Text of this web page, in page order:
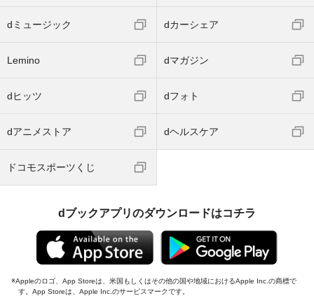
dミュージック dカーシェア
Lemino dマガジン
dヒッツ dフォト
dアニメストア dヘルスケア
ドコモスポーツくじ
dブックアプリのダウンロードはコチラ
Appleのロゴ、App Storeは、米国もしくはその他の国や地域におけるApple Inc.の商標で
す。App Storeは、Apple Inc.のサービスマークです。